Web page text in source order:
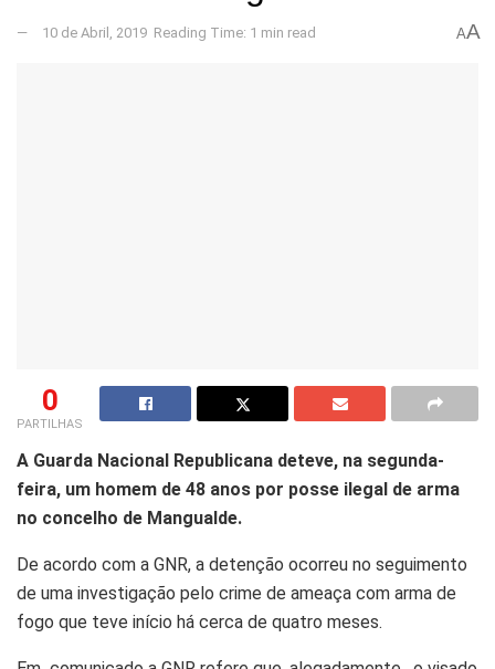
10 de Abril, 2019 Reading Time: 1 min read AA
0
PARTILHAS
A Guarda Nacional Republicana deteve, na segunda-
feira, um homem de 48 anos por posse ilegal de arma
no concelho de Mangualde.
De acordo com a GNR, a detenção ocorreu no seguimento
de uma investigação pelo crime de ameaça com arma de
fogo que teve início há cerca de quatro meses.